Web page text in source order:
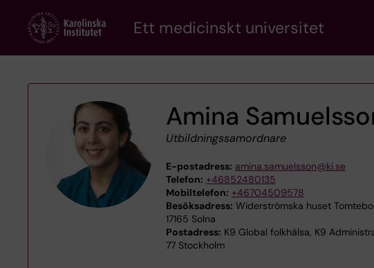
content
Ett medicinskt universitet
Amina
Utbildningssamordnare
E-postadress: amina.samuelsson@ki.se
Telefon: +46852480135
Mobiltelefon: +46704509578
Besöksadress: Widerströmska huset
17165 Solna
Postadress: K9 Global folkhälsa, K9
77 Stockholm